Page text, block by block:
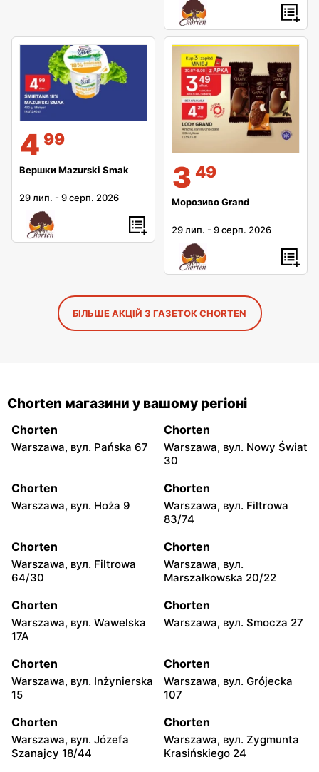
4 99
Вершки Mazurski Smak
29 лип. -9 серп. 2026
3 49
Морозиво Grand
29 лип. -9 серп. 2026
БІЛЬШЕ АКЦІЙ З ГАЗЕТОК CHORTEN
Chorten магазини у вашому регіоні
Chorten
Warszawa, вул. Pańska 67
Chorten
Warszawa, вул. Nowy Świat
30
Chorten
Warszawa, вул. Hoża 9
Chorten
Warszawa, вул. Filtrowa
83/74
Chorten
Warszawa, вул. Filtrowa
64/30
Chorten
Warszawa, вул.
Marszałkowska 20/22
Chorten
Warszawa, вул. Wawelska
17A
Chorten
Warszawa, вул. Smocza 27
Chorten
Warszawa, вул. Inżynierska
15
Chorten
Warszawa, вул. Grójecka
107
Chorten
Warszawa, вул. Józefa
Szanajcy 18/44
Chorten
Warszawa, вул. Zygmunta
Krasińskiego 24